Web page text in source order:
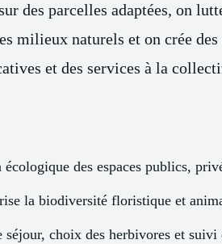
des parcelles adaptées, on
milieux naturels et on crée
et des services à la
des espaces publics,
la biodiversité floristique et
séjour, choix des herbivores et